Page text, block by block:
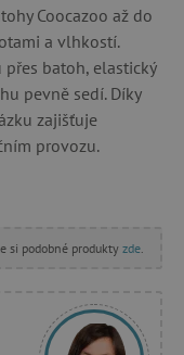
Coocazoo až do
a vlhkostí.
batoh, elastický
pevně sedí. Díky
zajišťuje
provozu.
si podobné produkty zde